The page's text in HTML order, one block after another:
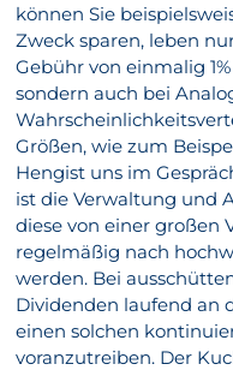
können Sie
Zweck sparen, leben
Gebühr von einmalig
sondern auch bei
Größen, wie zum
Hengist uns im
ist die Verwaltung und
diese von einer großen
regelmäßig nach
werden. Bei
Dividenden laufend an
einen solchen
voranzutreiben. Der